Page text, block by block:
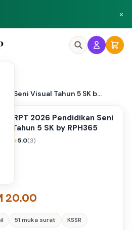
×
Seni Visual Tahun 5 SK b...
& RPT 2026 Pendidikan Seni
Tahun 5 SK by RPH365
5.0(3)
20.00
51 muka surat
KSSR